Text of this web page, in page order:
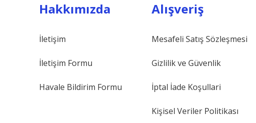
Hakkımızda
İletişim
İletişim Formu
Havale Bildirim Formu
Alışveriş
Mesafeli Satış Sözleşmesi
Gizlilik ve Güvenlik
İptal İade Koşullari
Kişisel Veriler Politikası